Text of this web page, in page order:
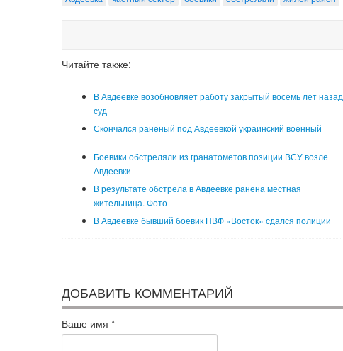
Читайте также:
В Авдеевке возобновляет работу закрытый восемь лет назад
суд
Скончался раненый под Авдеевкой украинский военный
Боевики обстреляли из гранатометов позиции ВСУ возле
Авдеевки
В результате обстрела в Авдеевке ранена местная
жительница. Фото
В Авдеевке бывший боевик НВФ «Восток» сдался полиции
ДОБАВИТЬ КОММЕНТАРИЙ
Ваше имя *